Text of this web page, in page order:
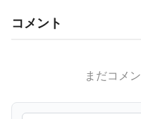
コメント
まだコメ